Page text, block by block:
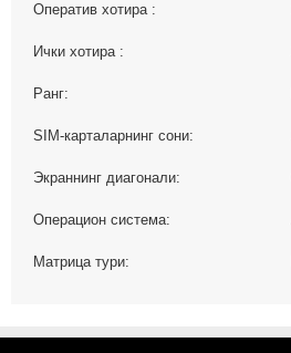
Оператив хотира :
Ички хотира :
Ранг:
SIM-карталарнинг сони:
Экраннинг диагонали:
Операцион система:
Матрица тури: